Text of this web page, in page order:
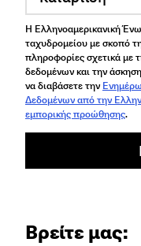
Η Ελληνοαμερικανική
ταχυδρομείου με σκοπό
πληροφορίες σχετικά με
δεδομένων και την
να διαβάσετε την
Δεδομένων από την
εμπορικής προώθησης.
Βρείτε μας: